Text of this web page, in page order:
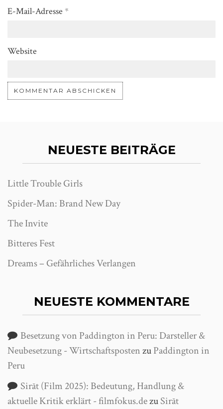
E-Mail-Adresse *
Website
NEUESTE BEITRÄGE
Little Trouble Girls
Spider-Man: Brand New Day
The Invite
Bitteres Fest
Dreams – Gefährliches Verlangen
NEUESTE KOMMENTARE
Besetzung von Paddington in Peru: Darsteller &
Neubesetzung - WirtschaftspostenzuPaddington in
Peru
Sirāt (Film 2025): Bedeutung, Handlung &
aktuelle Kritik erklärt - filmfokus.dezuSirāt